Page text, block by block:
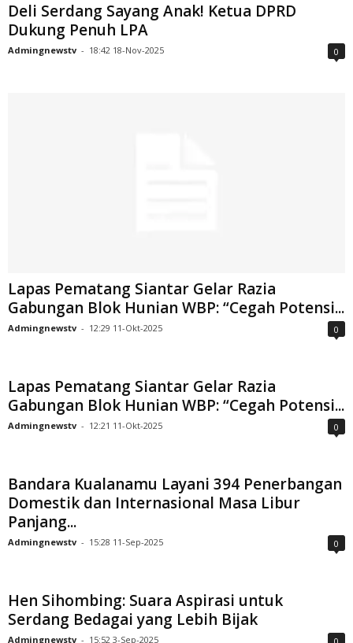
Deli Serdang Sayang Anak! Ketua DPRD
Dukung Penuh LPA
Admingnewstv - 18:42 18-Nov-2025 0
Lapas Pematang Siantar Gelar Razia
Gabungan Blok Hunian WBP: “Cegah Potensi...
Admingnewstv - 12:29 11-Okt-2025 0
Lapas Pematang Siantar Gelar Razia
Gabungan Blok Hunian WBP: “Cegah Potensi...
Admingnewstv - 12:21 11-Okt-2025 0
Bandara Kualanamu Layani 394 Penerbangan
Domestik dan Internasional Masa Libur
Panjang...
Admingnewstv - 15:28 11-Sep-2025 0
Hen Sihombing: Suara Aspirasi untuk
Serdang Bedagai yang Lebih Bijak
Admingnewstv - 15:52 3-Sep-2025